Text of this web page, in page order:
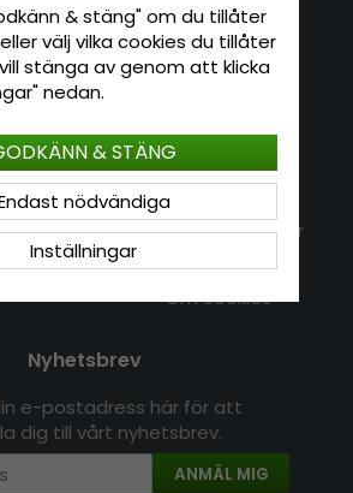
info@hatshop.se
Tel: 031-320 22 00
retur
Information
Om Hatshop.se
Populära sökningar
Nyhetsbrev
Om cookies
Nyhetsbrev
e-postadress här för att
dig till vårt nyhetsbrev.
ANMÄL MIG
& stäng" om du tillåter
välj vilka cookies du tillåter
stänga av genom att klicka
nedan.
Inställningar
nödvändiga
& STÄNG